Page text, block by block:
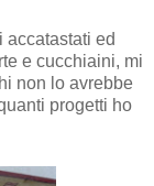
accatastati ed
e cucchiaini, mi
non lo avrebbe
progetti ho